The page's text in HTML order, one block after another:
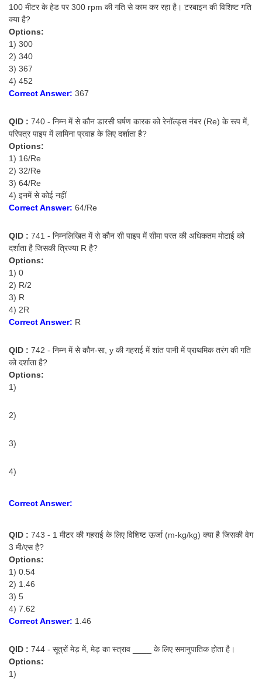
100 मीटर के हेड पर 300 rpm की गति से काम कर रहा है। टरबाइन की विशिष्ट गति
क्या है?
Options:
1) 300
2) 340
3) 367
4) 452
Correct Answer: 367
QID : 740 - निम्न में से कौन डारसी घर्षण कारक को रेनॉल्ड्स नंबर (Re) के रूप में,
परिपत्र पाइप में लामिना प्रवाह के लिए दर्शाता है?
Options:
1) 16/Re
2) 32/Re
3) 64/Re
4) इनमें से कोई नहीं
Correct Answer: 64/Re
QID : 741 - निम्नलिखित में से कौन सी पाइप में सीमा परत की अधिकतम मोटाई को
दर्शाता है जिसकी त्रिज्या R है?
Options:
1) 0
2) R/2
3) R
4) 2R
Correct Answer: R
QID : 742 - निम्न में से कौन-सा, y की गहराई में शांत पानी में प्राथमिक तरंग की गति
को दर्शाता है?
Options:
1)
2)
3)
4)
Correct Answer:
QID : 743 - 1 मीटर की गहराई के लिए विशिष्ट ऊर्जा (m-kg/kg) क्या है जिसकी वेग
3 मी/एस है?
Options:
1) 0.54
2) 1.46
3) 5
4) 7.62
Correct Answer: 1.46
QID : 744 - सूत्रों मेड़ में, मेड़ का स्त्राव ____ के लिए समानुपातिक होता है।
Options:
1)